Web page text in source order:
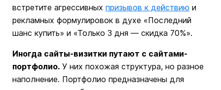
встретите агрессивных призывов к действию и
рекламных формулировок в духе «Последний
шанс купить» и «Только 3 дня — скидка 70%».
Иногда сайты-визитки путают с сайтами-
портфолио. У них похожая структура, но разное
наполнение. Портфолио предназначены для